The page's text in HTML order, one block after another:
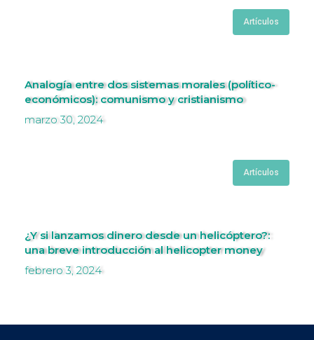
Artículos
Analogía entre dos sistemas morales (político-
económicos): comunismo y cristianismo
marzo 30, 2024
Artículos
¿Y si lanzamos dinero desde un helicóptero?:
una breve introducción al helicopter money
febrero 3, 2024